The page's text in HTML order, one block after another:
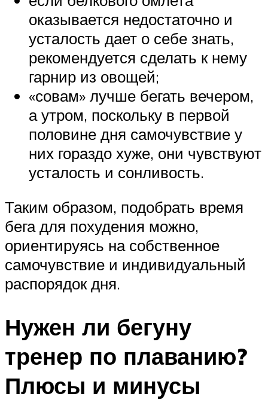
оказывается недостаточно и
усталость дает о себе знать,
рекомендуется сделать к нему
гарнир из овощей;
«совам» лучше бегать вечером,
а утром, поскольку в первой
половине дня самочувствие у
них гораздо хуже, они чувствуют
усталость и сонливость.
Таким образом, подобрать время
бега для похудения можно,
ориентируясь на собственное
самочувствие и индивидуальный
распорядок дня.
Нужен ли бегуну
тренер по плаванию?
Плюсы и минусы